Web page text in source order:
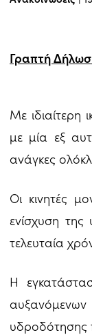
Γραπτή
Με ιδιαίτερη
με μία εξ
ανάγκες
Οι κινητές
ενίσχυση
τελευταία
Η
αυξανόμενων
υδροδότησης